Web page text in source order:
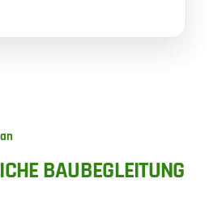
BAUBEGLEITUNG